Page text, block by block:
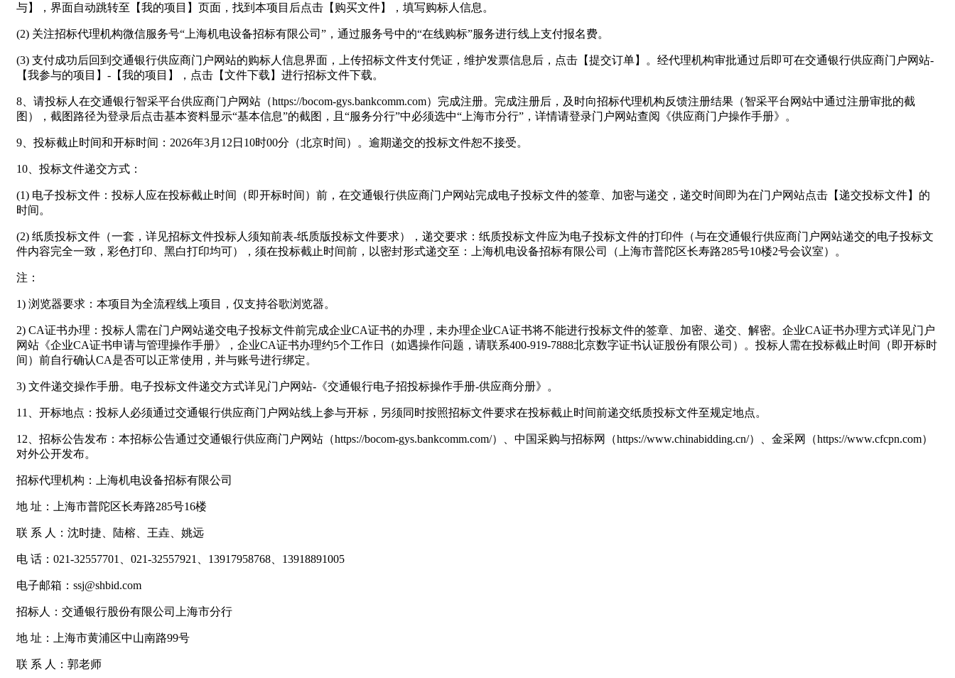
与】，界面自动跳转至【我的项目】页面，找到本项目后点击【购买文件】，填写购标人信息。
(2) 关注招标代理机构微信服务号“上海机电设备招标有限公司”，通过服务号中的“在线购标”服务进行线上支付报名费。
(3) 支付成功后回到交通银行供应商门户网站的购标人信息界面，上传招标文件支付凭证，维护发票信息后，点击【提交订单】。经代理机构审批通过后即可在交通银行供应商门户网站-
【我参与的项目】-【我的项目】，点击【文件下载】进行招标文件下载。
8、请投标人在交通银行智采平台供应商门户网站（https://bocom-gys.bankcomm.com）完成注册。完成注册后，及时向招标代理机构反馈注册结果（智采平台网站中通过注册审批的截
图），截图路径为登录后点击基本资料显示“基本信息”的截图，且“服务分行”中必须选中“上海市分行”，详情请登录门户网站查阅《供应商门户操作手册》。
9、投标截止时间和开标时间：2026年3月12日10时00分（北京时间）。逾期递交的投标文件恕不接受。
10、投标文件递交方式：
(1) 电子投标文件：投标人应在投标截止时间（即开标时间）前，在交通银行供应商门户网站完成电子投标文件的签章、加密与递交，递交时间即为在门户网站点击【递交投标文件】的
时间。
(2) 纸质投标文件（一套，详见招标文件投标人须知前表-纸质版投标文件要求），递交要求：纸质投标文件应为电子投标文件的打印件（与在交通银行供应商门户网站递交的电子投标文
件内容完全一致，彩色打印、黑白打印均可），须在投标截止时间前，以密封形式递交至：上海机电设备招标有限公司（上海市普陀区长寿路285号10楼2号会议室）。
注：
1) 浏览器要求：本项目为全流程线上项目，仅支持谷歌浏览器。
2) CA证书办理：投标人需在门户网站递交电子投标文件前完成企业CA证书的办理，未办理企业CA证书将不能进行投标文件的签章、加密、递交、解密。企业CA证书办理方式详见门户
网站《企业CA证书申请与管理操作手册》，企业CA证书办理约5个工作日（如遇操作问题，请联系400-919-7888北京数字证书认证股份有限公司）。投标人需在投标截止时间（即开标时
间）前自行确认CA是否可以正常使用，并与账号进行绑定。
3) 文件递交操作手册。电子投标文件递交方式详见门户网站-《交通银行电子招投标操作手册-供应商分册》。
11、开标地点：投标人必须通过交通银行供应商门户网站线上参与开标，另须同时按照招标文件要求在投标截止时间前递交纸质投标文件至规定地点。
12、招标公告发布：本招标公告通过交通银行供应商门户网站（https://bocom-gys.bankcomm.com/）、中国采购与招标网（https://www.chinabidding.cn/）、金采网（https://www.cfcpn.com）
对外公开发布。
招标代理机构：上海机电设备招标有限公司
地 址：上海市普陀区长寿路285号16楼
联 系 人：沈时捷、陆榕、王垚、姚远
电 话：021-32557701、021-32557921、13917958768、13918891005
电子邮箱：ssj@shbid.com
招标人：交通银行股份有限公司上海市分行
地 址：上海市黄浦区中山南路99号
联 系 人：郭老师